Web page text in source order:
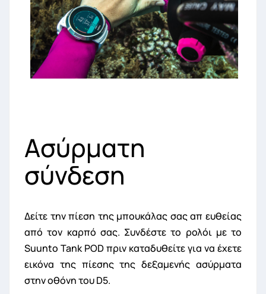
Ασύρματη
σύνδεση
Δείτε την πίεση της μπουκάλας σας απ ευθείας
από τον καρπό σας. Συνδέστε το ρολόι με το
Suunto Tank POD πριν καταδυθείτε για να έχετε
εικόνα της πίεσης της δεξαμενής ασύρματα
στην οθόνη του D5.